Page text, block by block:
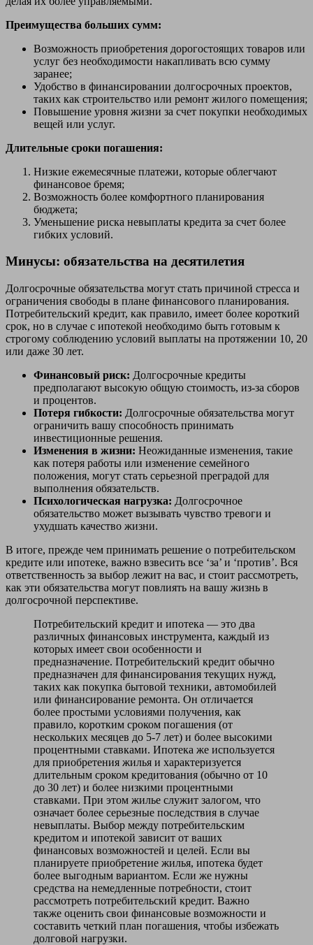
Преимущества больших сумм:
Возможность приобретения дорогостоящих товаров или
услуг без необходимости накапливать всю сумму
заранее;
Удобство в финансировании долгосрочных проектов,
таких как строительство или ремонт жилого помещения;
Повышение уровня жизни за счет покупки необходимых
вещей или услуг.
Длительные сроки погашения:
Низкие ежемесячные платежи, которые облегчают
финансовое бремя;
Возможность более комфортного планирования
бюджета;
Уменьшение риска невыплаты кредита за счет более
гибких условий.
Минусы: обязательства на десятилетия
Долгосрочные обязательства могут стать причиной стресса и
ограничения свободы в плане финансового планирования.
Потребительский кредит, как правило, имеет более короткий
срок, но в случае с ипотекой необходимо быть готовым к
строгому соблюдению условий выплаты на протяжении 10, 20
или даже 30 лет.
Финансовый риск: Долгосрочные кредиты
предполагают высокую общую стоимость, из-за сборов
и процентов.
Потеря гибкости: Долгосрочные обязательства могут
ограничить вашу способность принимать
инвестиционные решения.
Изменения в жизни: Неожиданные изменения, такие
как потеря работы или изменение семейного
положения, могут стать серьезной преградой для
выполнения обязательств.
Психологическая нагрузка: Долгосрочное
обязательство может вызывать чувство тревоги и
ухудшать качество жизни.
В итоге, прежде чем принимать решение о потребительском
кредите или ипотеке, важно взвесить все ‘за’ и ‘против’. Вся
ответственность за выбор лежит на вас, и стоит рассмотреть,
как эти обязательства могут повлиять на вашу жизнь в
долгосрочной перспективе.
Потребительский кредит и ипотека — это два
различных финансовых инструмента, каждый из
которых имеет свои особенности и
предназначение. Потребительский кредит обычно
предназначен для финансирования текущих нужд,
таких как покупка бытовой техники, автомобилей
или финансирование ремонта. Он отличается
более простыми условиями получения, как
правило, коротким сроком погашения (от
нескольких месяцев до 5-7 лет) и более высокими
процентными ставками. Ипотека же используется
для приобретения жилья и характеризуется
длительным сроком кредитования (обычно от 10
до 30 лет) и более низкими процентными
ставками. При этом жилье служит залогом, что
означает более серьезные последствия в случае
невыплаты. Выбор между потребительским
кредитом и ипотекой зависит от ваших
финансовых возможностей и целей. Если вы
планируете приобретение жилья, ипотека будет
более выгодным вариантом. Если же нужны
средства на немедленные потребности, стоит
рассмотреть потребительский кредит. Важно
также оценить свои финансовые возможности и
составить четкий план погашения, чтобы избежать
долговой нагрузки.